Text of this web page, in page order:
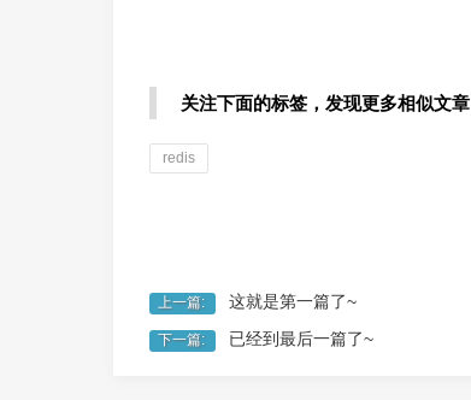
关注下面的标签，发现更多相似文章
redis
上一篇: 这就是第一篇了~
下一篇: 已经到最后一篇了~